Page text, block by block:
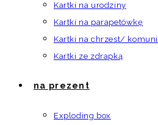
Kartki na urodziny
Kartki na parapetówkę
Kartki na chrzest/
Kartki ze zdrapką
na prezent
Exploding box